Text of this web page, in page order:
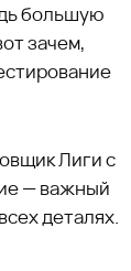
большую
зачем,
Лиги с
— важный
деталях.